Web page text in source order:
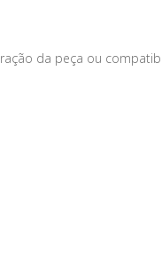
da peça ou